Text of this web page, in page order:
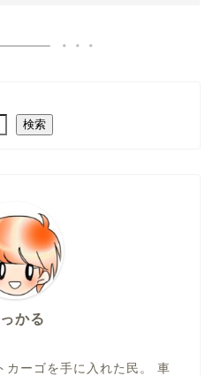
検索
かる
カーゴを手に入れた民。 車